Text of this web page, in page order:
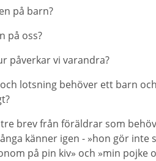
på barn?
på oss?
påverkar vi varandra?
lotsning behöver ett barn
brev från föräldrar som
känner igen - »hon gör inte
på pin kiv» och »min pojke